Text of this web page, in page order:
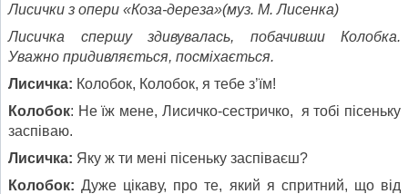
Лисички з опери «Коза-дереза»(муз. М. Лисенка)
Лисичка спершу здивувалась, побачивши Колобка.
Уважно придивляється, посміхається.
Лисичка: Колобок, Колобок, я тебе з’їм!
Колобок: Не їж мене, Лисичко-сестричко, я тобі пісеньку
заспіваю.
Лисичка: Яку ж ти мені пісеньку заспіваєш?
Колобок: Дуже цікаву, про те, який я спритний, що від